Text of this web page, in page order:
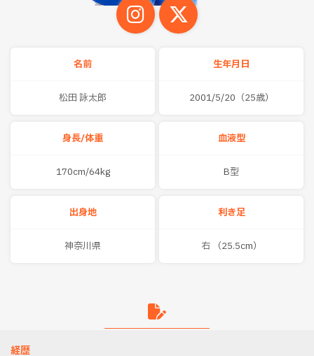
名前
松田 詠太郎
生年月日
2001/5/20（25歳）
身長/体重
170cm/64kg
血液型
B型
出身地
神奈川県
利き足
右 （25.5cm）
経歴